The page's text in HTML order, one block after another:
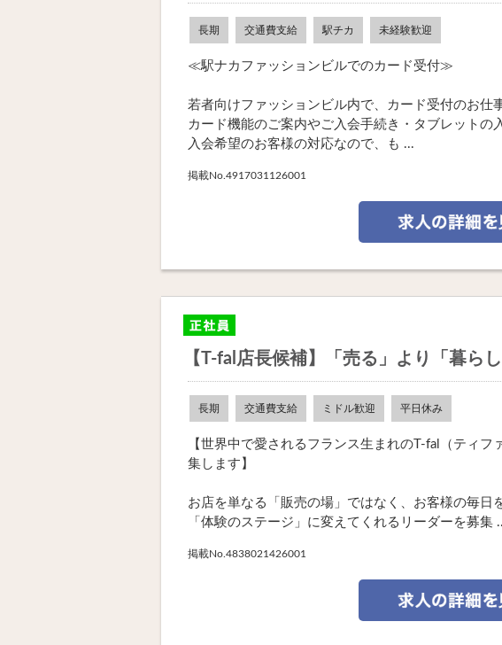
長期 交通費支給 駅チカ 未経験歓迎
≪駅ナカファッションビルでのカード受付≫
若者向けファッションビル内で、カード受付のお仕
カード機能のご案内やご入会手続き・タブレットの
入会希望のお客様の対応なので、も ...
掲載No.4917031126001
【T-fal店長候補】「売る」より「暮ら
長期 交通費支給 ミドル歓迎 平日休み
【世界中で愛されるフランス生まれのT-fal（ティフ
集します】
お店を単なる「販売の場」ではなく、お客様の毎日
「体験のステージ」に変えてくれるリーダーを募集
掲載No.4838021426001